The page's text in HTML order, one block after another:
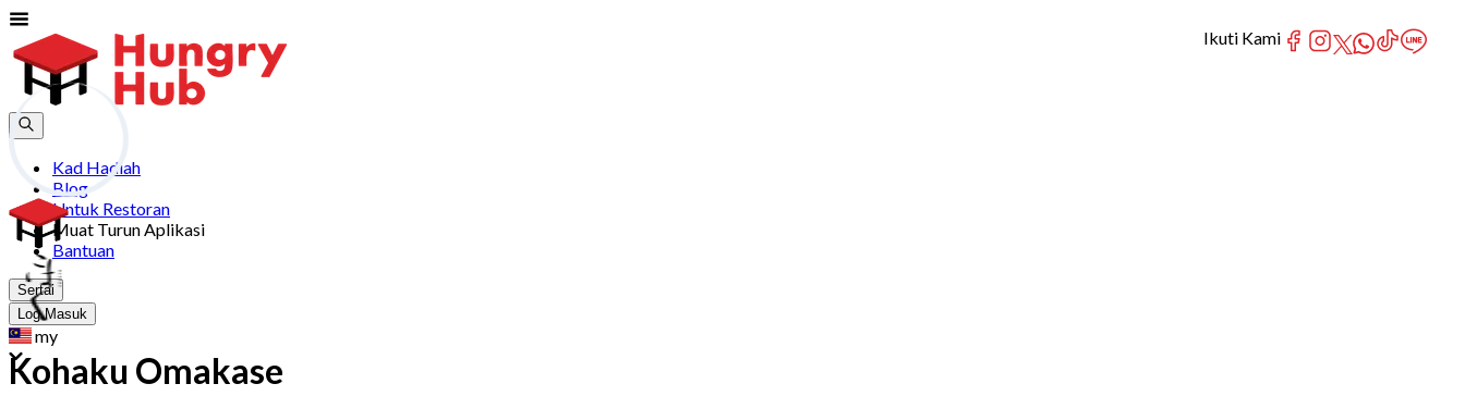
Kad Hadiah
Blog
Untuk Restoran
Muat Turun Aplikasi
Bantuan
Sertai
Log Masuk
my
Kohaku Omakase
Ikuti Kami